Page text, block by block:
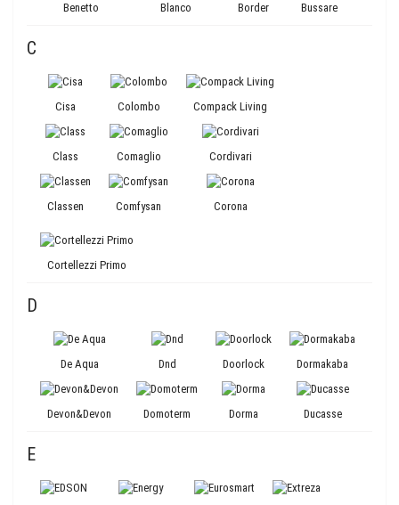
Benetto Blanco Border Bussare
C
Cisa
Class
Classen
Colombo
Comaglio
Comfysan
Compack Living
Cordivari
Corona
Cortellezzi Primo
D
De Aqua
Devon&Devon
Dnd
Domoterm
Doorlock
Dorma
Dormakaba
Ducasse
E